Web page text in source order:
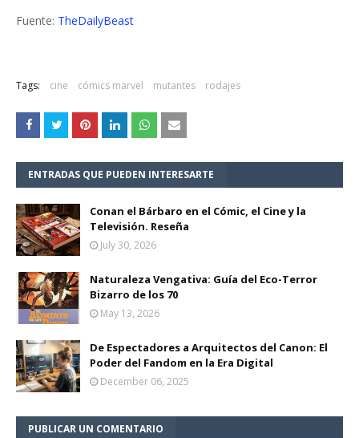
Fuente: TheDailyBeast
Tags: cine cómics marvel mutantes rodajes
ENTRADAS QUE PUEDEN INTERESARTE
Conan el Bárbaro en el Cómic, el Cine y la
Televisión. Reseña
July 30, 2026
Naturaleza Vengativa: Guía del Eco-Terror
Bizarro de los 70
May 13, 2026
De Espectadores a Arquitectos del Canon: El
Poder del Fandom en la Era Digital
December 06, 2025
PUBLICAR UN COMENTARIO